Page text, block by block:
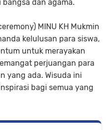
dan agama.
MINU KH Mukmin
kelulusan para siswa,
untuk merayakan
perjuangan para
yang ada. Wisuda ini
bagi semua yang